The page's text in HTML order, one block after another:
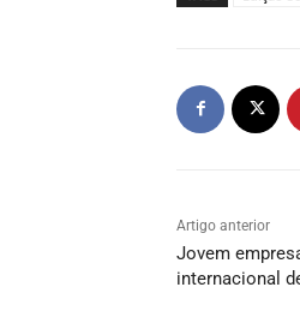
Artigo anterior
Jovem
internacional